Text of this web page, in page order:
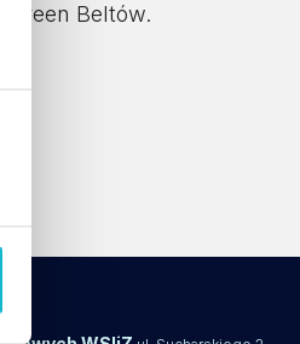
Beltów.